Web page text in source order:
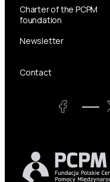
Charter of the PCPM
foundation
Newsletter
Contact
Facebook